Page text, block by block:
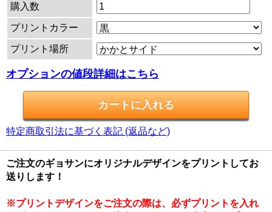
購入数
プリントカラー
プリント場所
オプションの値段詳細はこちら
特定商取引法に基づく表記 (返品など)
ご注文のギョサンにオリジナルデザインをプリントしてお
送りします！
※プリントデザインをご注文の際は、必ずプリントを入れ